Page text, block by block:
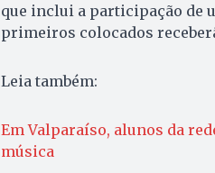
que inclui a participação de
primeiros colocados
Leia também:
Em Valparaíso, alunos da
música